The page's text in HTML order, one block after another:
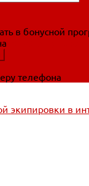
в бонусной
телефона
экипировки в